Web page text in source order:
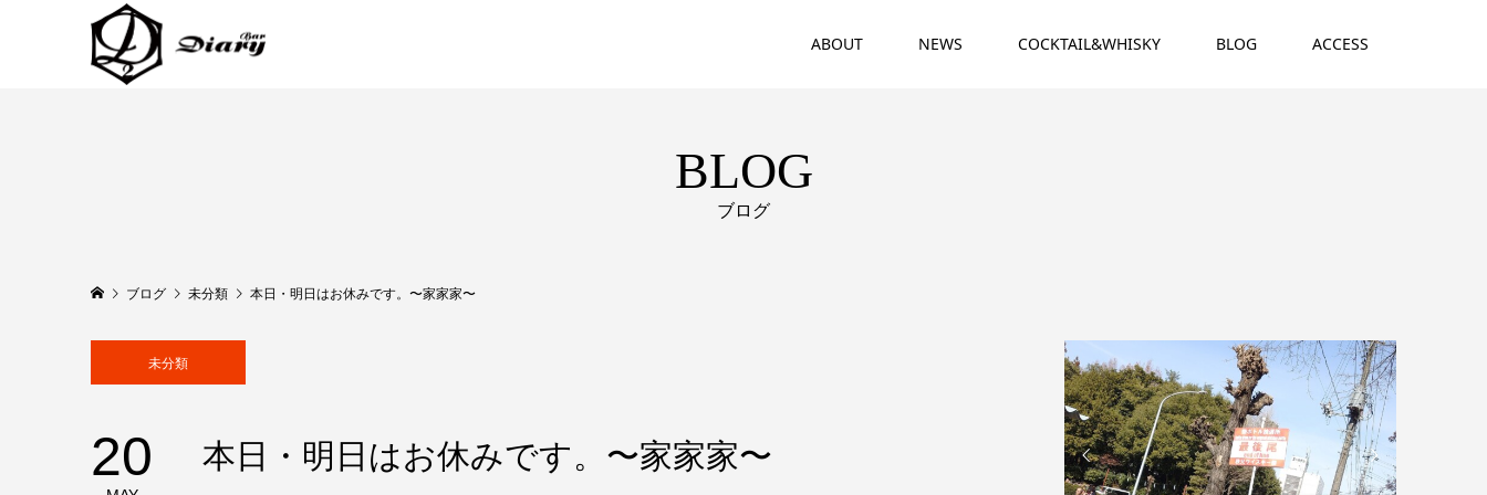
ABOUT NEWS COCKTAIL&WHISKY BLOG ACCESS
BLOG
ブログ
ブログ 未分類 本日・明日はお休みです。〜家家家〜
未分類
20 本日・明日はお休みです。〜家家家〜  